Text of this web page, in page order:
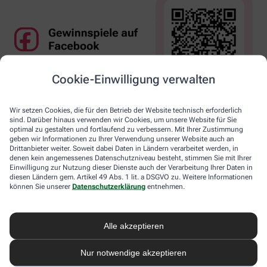
Cookie-Einwilligung verwalten
Wir setzen Cookies, die für den Betrieb der Website technisch erforderlich
sind. Darüber hinaus verwenden wir Cookies, um unsere Website für Sie
optimal zu gestalten und fortlaufend zu verbessern. Mit Ihrer Zustimmung
geben wir Informationen zu Ihrer Verwendung unserer Website auch an
Drittanbieter weiter. Soweit dabei Daten in Ländern verarbeitet werden, in
denen kein angemessenes Datenschutzniveau besteht, stimmen Sie mit Ihrer
Einwilligung zur Nutzung dieser Dienste auch der Verarbeitung Ihrer Daten in
diesen Ländern gem. Artikel 49 Abs. 1 lit. a DSGVO zu. Weitere Informationen
können Sie unserer Datenschutzerklärung entnehmen.
Alle akzeptieren
Nur notwendige akzeptieren